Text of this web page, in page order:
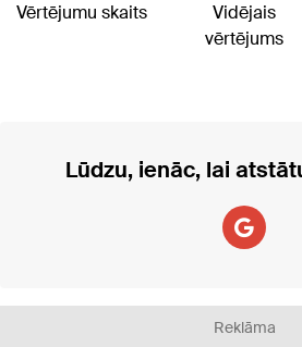
Vērtējumu skaits
Vidējais
vērtējums
Lūdzu, ienāc, lai
Reklāma